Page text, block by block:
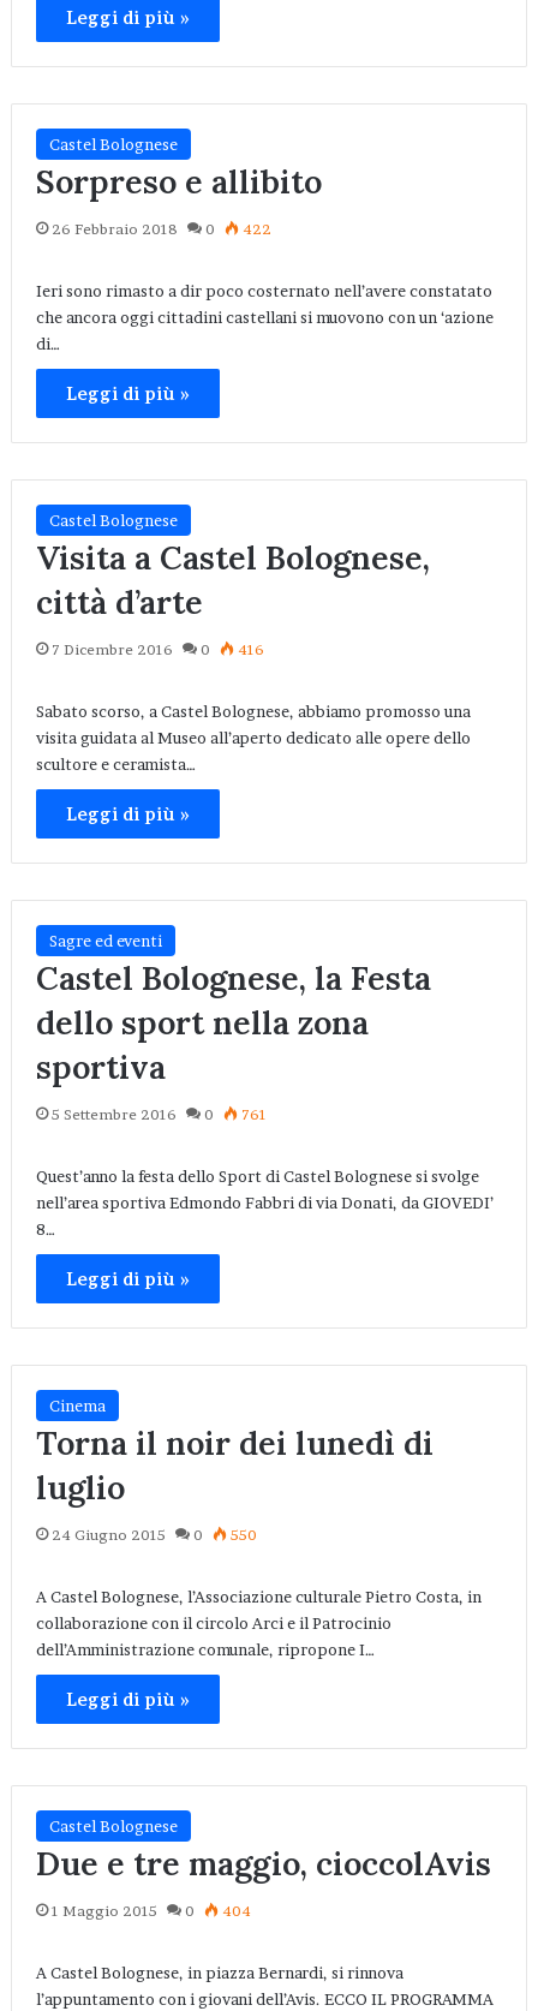
Leggi di più »
Castel Bolognese
Sorpreso e allibito
26 Febbraio 2018 0 422
Ieri sono rimasto a dir poco costernato nell’avere constatato
che ancora oggi cittadini castellani si muovono con un ‘azione
di…
Leggi di più »
Castel Bolognese
Visita a Castel Bolognese,
città d’arte
7 Dicembre 2016 0 416
Sabato scorso, a Castel Bolognese, abbiamo promosso una
visita guidata al Museo all’aperto dedicato alle opere dello
scultore e ceramista…
Leggi di più »
Sagre ed eventi
Castel Bolognese, la Festa
dello sport nella zona
sportiva
5 Settembre 2016 0 761
Quest’anno la festa dello Sport di Castel Bolognese si svolge
nell’area sportiva Edmondo Fabbri di via Donati, da GIOVEDI’
8…
Leggi di più »
Cinema
Torna il noir dei lunedì di
luglio
24 Giugno 2015 0 550
A Castel Bolognese, l’Associazione culturale Pietro Costa, in
collaborazione con il circolo Arci e il Patrocinio
dell’Amministrazione comunale, ripropone I…
Leggi di più »
Castel Bolognese
Due e tre maggio, cioccolAvis
1 Maggio 2015 0 404
A Castel Bolognese, in piazza Bernardi, si rinnova
l’appuntamento con i giovani dell’Avis. ECCO IL PROGRAMMA